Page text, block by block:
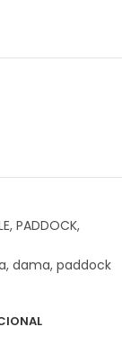
, PADDOCK,
, dama, paddock